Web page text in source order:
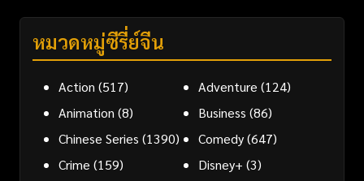
หมวดหมู่ซีรี่ย์จีน
Action (517) Adventure (124)
Animation (8) Business (86)
Chinese Series (1390) Comedy(647)
Crime (159) Disney+ (3)